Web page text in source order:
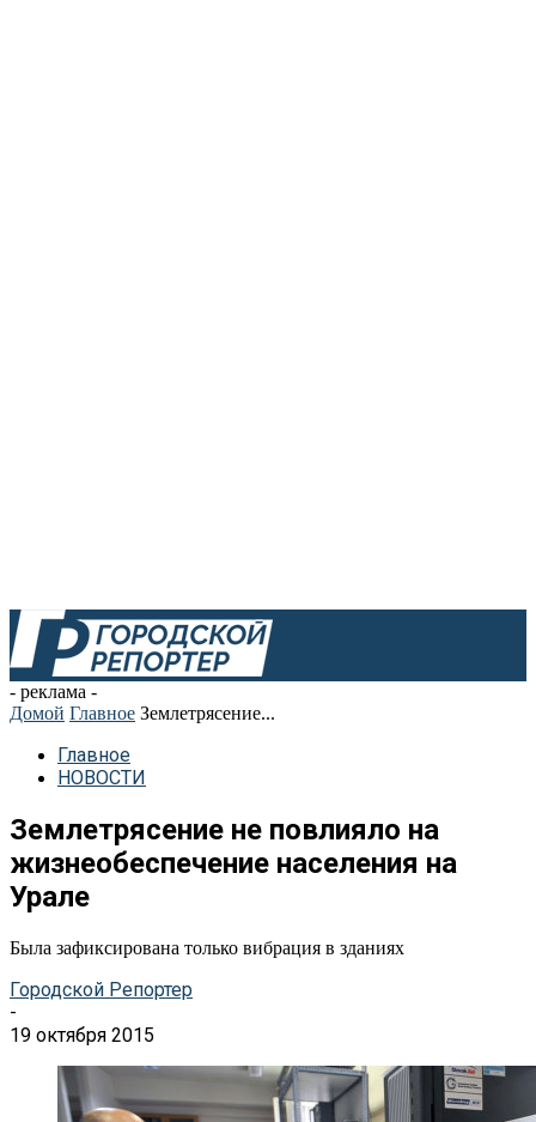
- реклама -
Домой Главное Землетрясение...
Главное
НОВОСТИ
Землетрясение не повлияло на
жизнеобеспечение населения на
Урале
Была зафиксирована только вибрация в зданиях
Городской Репортер
-
19 октября 2015